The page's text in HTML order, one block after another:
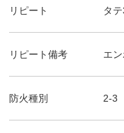
リピート タテ
リピート備考 エ
防火種別 2-3